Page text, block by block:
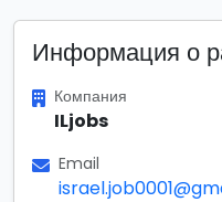
Информация о
Компания
ILjobs
Email